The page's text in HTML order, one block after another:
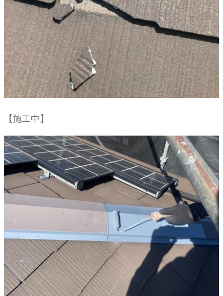
【施工中】